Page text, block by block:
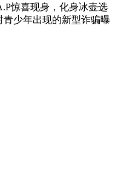
惊喜现身，化身冰壶选
少年出现的新型诈骗曝